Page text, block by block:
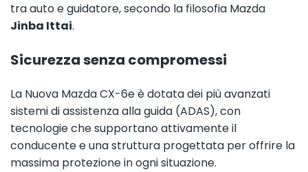
tra auto e guidatore, secondo la filosofia Mazda
Jinba Ittai.
Sicurezza senza compromessi
La Nuova Mazda CX-6e è dotata dei più avanzati
sistemi di assistenza alla guida (ADAS), con
tecnologie che supportano attivamente il
conducente e una struttura progettata per offrire la
massima protezione in ogni situazione.